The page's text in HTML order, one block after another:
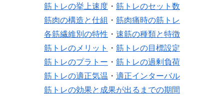
筋トレの挙上速度 ・ 筋トレのセット数
筋肉の構造と仕組 ・ 筋肉痛時の筋トレ
各筋繊維別の特性 ・ 速筋の種類と特徴
筋トレのメリット
・ 筋トレの目標設定
筋トレのプラトー ・ 筋トレの過剰負荷
筋トレの適正気温 ・ 適正インターバル
筋トレの効果と成果が出るまでの期間